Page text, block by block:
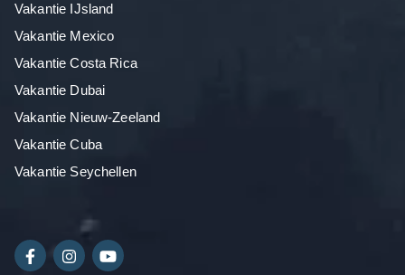
Vakantie IJsland
Vakantie Mexico
Vakantie Costa Rica
Vakantie Dubai
Vakantie Nieuw-Zeeland
Vakantie Cuba
Vakantie Seychellen